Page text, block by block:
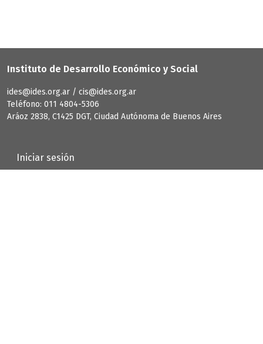
Instituto de Desarrollo Económico y Social
ides@ides.org.ar / cis@ides.org.ar
Teléfono: 011 4804-5306
Aráoz 2838, C1425 DGT, Ciudad Autónoma de Buenos Aires
User account menu
Iniciar sesión